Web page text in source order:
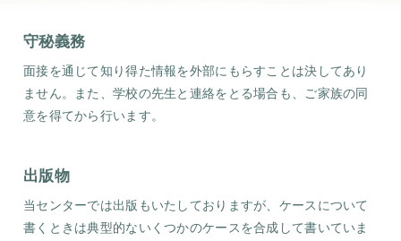
守秘義務
面接を通じて知り得た情報を外部にもらすことは決してあり
ません。また、学校の先生と連絡をとる場合も、ご家族の同
意を得てから行います。
出版物
当センターでは出版もいたしておりますが、ケースについて
書くときは典型的ないくつかのケースを合成して書いていま